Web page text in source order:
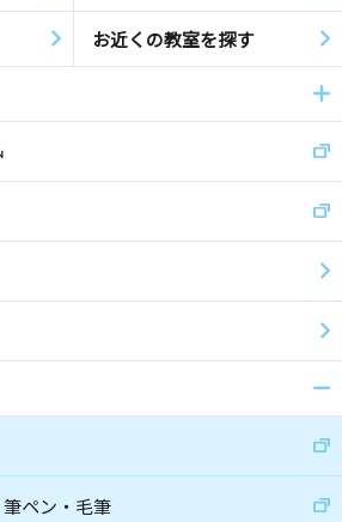
お近くの教室を探す
ペン・毛筆